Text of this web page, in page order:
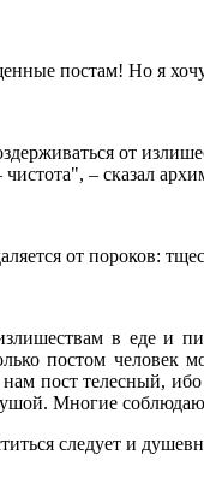
постам! Но я
от
– сказал
от пороков:
в еде и
постом человек
пост телесный,
Многие
следует и